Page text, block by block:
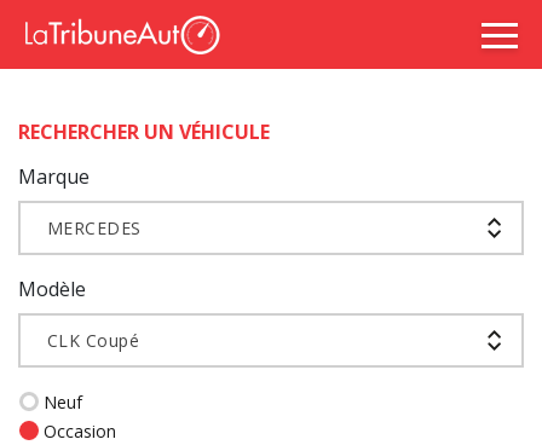
RECHERCHER UN VÉHICULE
Marque
MERCEDES
Modèle
CLK Coupé
Neuf
Occasion